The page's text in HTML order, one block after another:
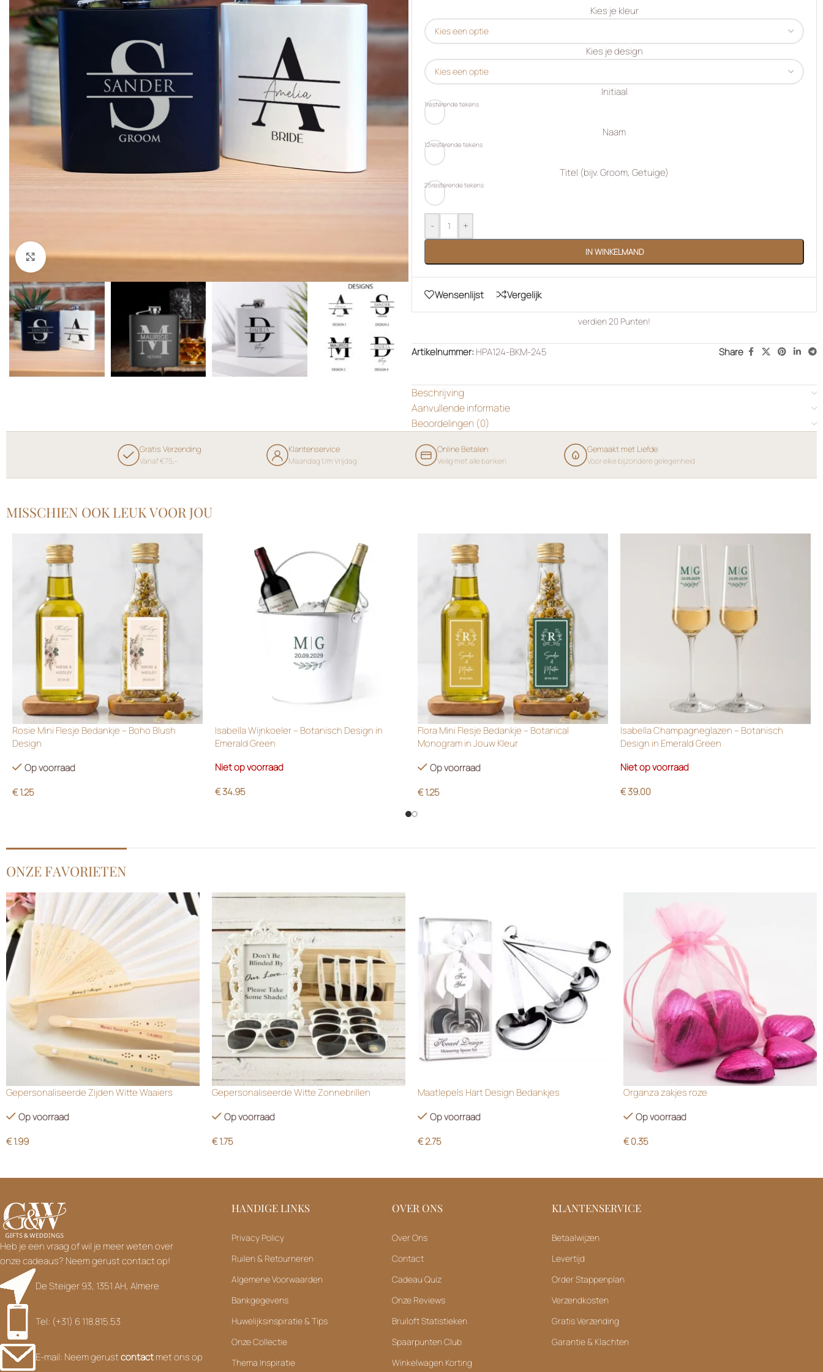
Klik om te vergroten
Kies je kleur
Kies je design
Initiaal
1resterende tekens
Naam
12resterende tekens
Titel (bijv. Groom, Getuige)
25resterende tekens
- +
IN WINKELMAND
Wensenlijst Vergelijk
verdien20 Punten!
Artikelnummer:HPA124-BKM-245 Share
Beschrijving
Aanvullende informatie
Beoordelingen (0)
Gratis Verzending
Vanaf €75,-
Klantenservice
Maandag t/m Vrijdag
Online Betalen
Veilig met alle banken
Gemaakt met Liefde
Voor elke bijzondere gelegenheid
MISSCHIEN OOK LEUK VOOR JOU
Rosie Mini Flesje Bedankje – Boho Blush
Design
Op voorraad
€1.25
Isabella Wijnkoeler – Botanisch Design in
Emerald Green
Niet op voorraad
€34.95
Flora Mini Flesje Bedankje – Botanical
Monogram in Jouw Kleur
Op voorraad
€1.25
Isabella Champagneglazen – Botanisch
Design in Emerald Green
Niet op voorraad
€39.00
ONZE FAVORIETEN
Gepersonaliseerde Zijden Witte Waaiers
Op voorraad
€1.99
Gepersonaliseerde Witte Zonnebrillen
Op voorraad
€1.75
Maatlepels Hart Design Bedankjes
Op voorraad
€2.75
Organza zakjes roze
Op voorraad
€0.35
Heb je een vraag of wil je meer weten over
onze cadeaus? Neem gerust contact op!
De Steiger 93, 1351 AH, Almere
Tel: (+31) 6 118.815.53
E-mail: Neem gerustcontactmet ons op
HANDIGE LINKS
Privacy Policy
Ruilen & Retourneren
Algemene Voorwaarden
Bankgegevens
Huwelijksinspiratie & Tips
Onze Collectie
Thema Inspiratie
OVER ONS
Over Ons
Contact
Cadeau Quiz
Onze Reviews
Bruiloft Statistieken
Spaarpunten Club
Winkelwagen Korting
KLANTENSERVICE
Betaalwijzen
Levertijd
Order Stappenplan
Verzendkosten
Gratis Verzending
Garantie & Klachten